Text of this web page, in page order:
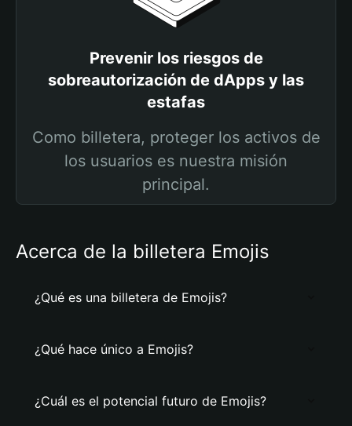
Prevenir los riesgos de
sobreautorización de dApps y las
estafas
Como billetera, proteger los activos de
los usuarios es nuestra misión
principal.
Acerca de la billetera Emojis
¿Qué es una billetera de Emojis?
¿Qué hace único a Emojis?
¿Cuál es el potencial futuro de Emojis?